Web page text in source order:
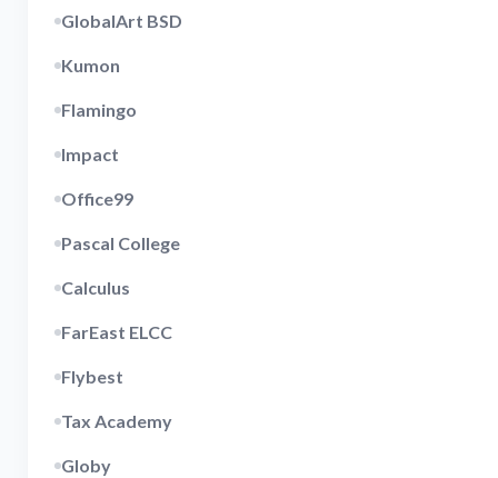
GlobalArt BSD
Kumon
Flamingo
Impact
Office99
Pascal College
Calculus
FarEast ELCC
Flybest
Tax Academy
Globy